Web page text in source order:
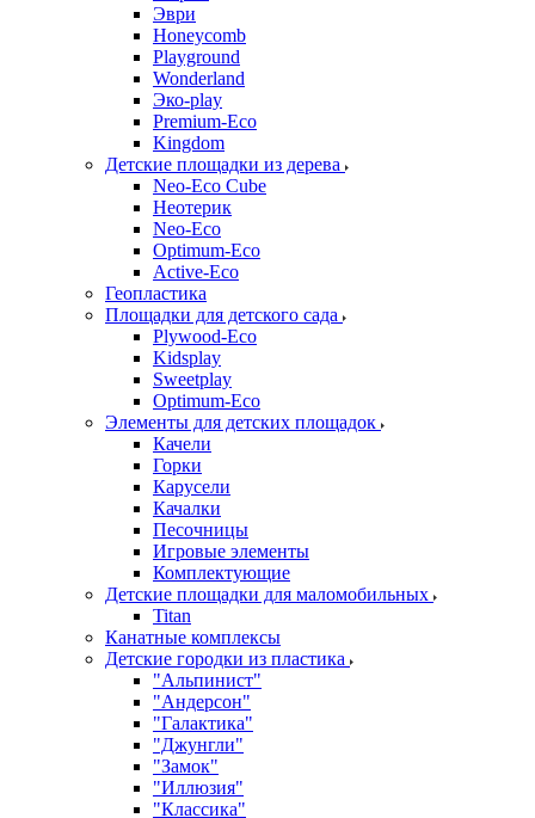
Эври
Honeycomb
Playground
Wonderland
Эко-play
Premium-Eco
Kingdom
Детские площадки из дерева
Neo-Eco Cube
Неотерик
Neo-Eco
Оptimum-Еco
Active-Eco
Геопластика
Площадки для детского сада
Plywood-Eco
Kidsplay
Sweetplay
Оptimum-Еco
Элементы для детских площадок
Качели
Горки
Карусели
Качалки
Песочницы
Игровые элементы
Комплектующие
Детские площадки для маломобильных
Titan
Канатные комплексы
Детские городки из пластика
"Альпинист"
"Андерсон"
"Галактика"
"Джунгли"
"Замок"
"Иллюзия"
"Классика"